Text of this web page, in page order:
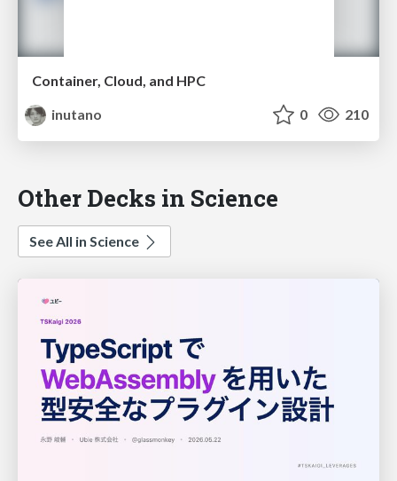
Container, Cloud, and HPC
inutano
0 210
Other Decks in Science
See All in Science